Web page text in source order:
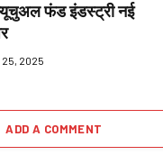
फंड इंडस्ट्री नई
2025
ADD A COMMENT